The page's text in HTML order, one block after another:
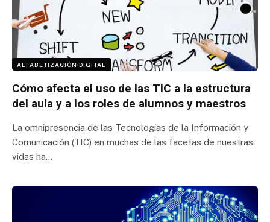
ALFABETIZACIÓN DIGITAL
Cómo afecta el uso de las TIC a la estructura
del aula y a los roles de alumnos y maestros
La omnipresencia de las Tecnologías de la Información y
Comunicación (TIC) en muchas de las facetas de nuestras
vidas ha…